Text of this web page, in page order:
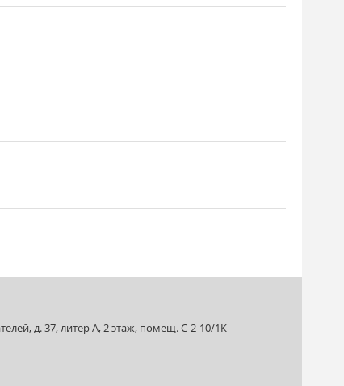
д. 37, литер А, 2 этаж, помещ. С-2-10/1К